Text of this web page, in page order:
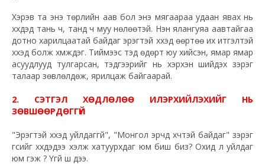
Хэрэв та энэ төрлийн аав бол энэ мягаараа удаан явах нь
хүүхдэд тань ч, танд ч муу нөлөөтэй. Нэн ялангуяа аавтайгаа
дотно харилцаатай байдаг эрэгтэй хүүхэд өөртөө их итгэлтэй
хүүхэд болж хүмүүждэг. Тиймээс тэд өдөрт юу хийсэн, ямар ямар
асуудлууд тулгарсан, тэдгээрийг нь хэрхэн шийдэх зэрэг
талаар зөвлөлдөж, ярилцаж байгаарай.
2. СЭТГЭЛ ХӨДЛӨЛӨӨ ИЛЭРХИЙЛЭХИЙГ НЬ
ЗӨВШӨӨРДӨГГҮЙ
"Эрэгтэй хүүхэд уйлдаггүй", "Монгол эрчүүд хүчтэй байдаг" зэрэг
үгсийг хүүхдэдээ хэлж хатуурхдаг юм биш биз? Охид л уйлдаг
юм гэж үү? Үгүй шүү дээ.